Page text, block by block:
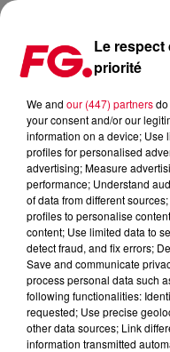
CONFESSIONS II : LA
Publié : 6 juillet 2026 à
Le respect
priorité
We and our (447) partners
your consent and/or our
information on a device; Use
profiles for personalised
advertising; Measure
performance; Understand
of data from different
profiles to personalise
content; Use limited data to
detect fraud, and fix errors;
Save and communicate
process personal data such
following functionalities:
requested; Use precise
other data sources; Link
information transmitted